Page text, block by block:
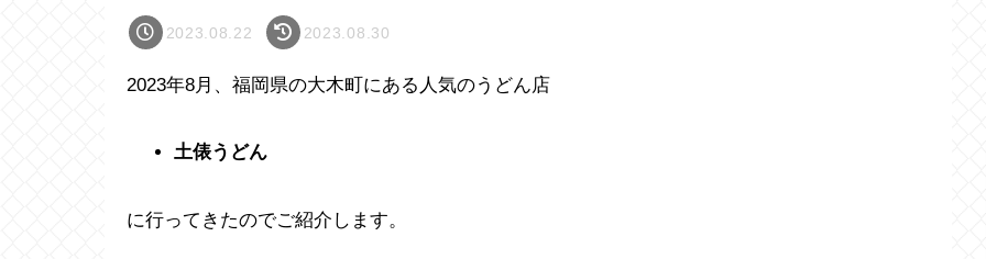
2023.08.22 2023.08.30
2023年8月、福岡県の大木町にある人気のうどん店
土俵うどん
に行ってきたのでご紹介します。